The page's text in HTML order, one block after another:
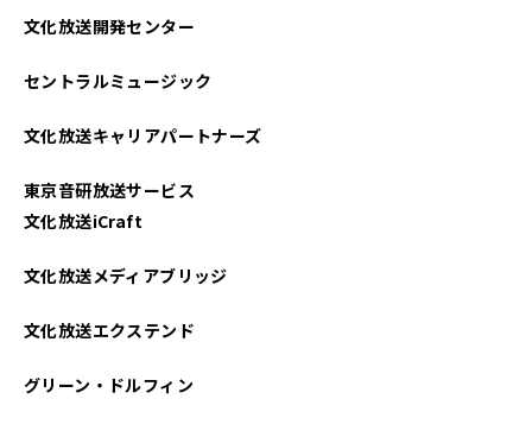
文化放送開発センター
セントラルミュージック
文化放送キャリアパートナーズ
東京音研放送サービス
文化放送iCraft
文化放送メディアブリッジ
文化放送エクステンド
グリーン・ドルフィン